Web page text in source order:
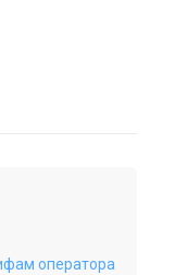
оператора